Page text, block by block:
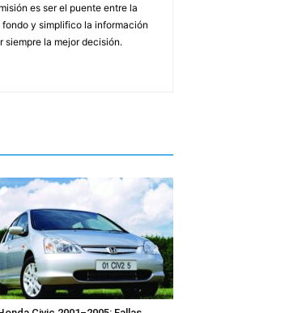
es ser el puente entre la
y simplifico la información
la mejor decisión.